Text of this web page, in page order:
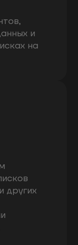
и
на
других